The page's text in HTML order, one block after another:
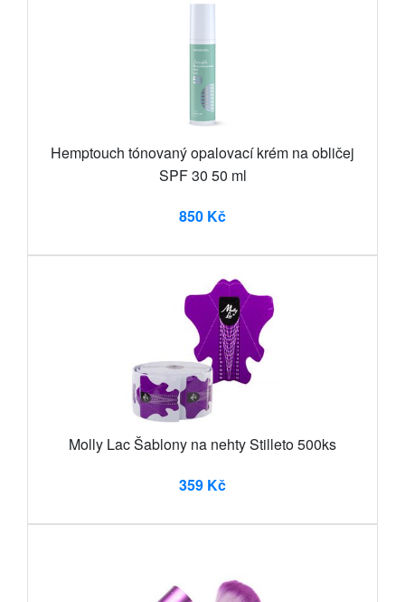
Hemptouch tónovaný opalovací krém na obličej
SPF 30 50 ml
850 Kč
Molly Lac Šablony na nehty Stilleto 500ks
359 Kč